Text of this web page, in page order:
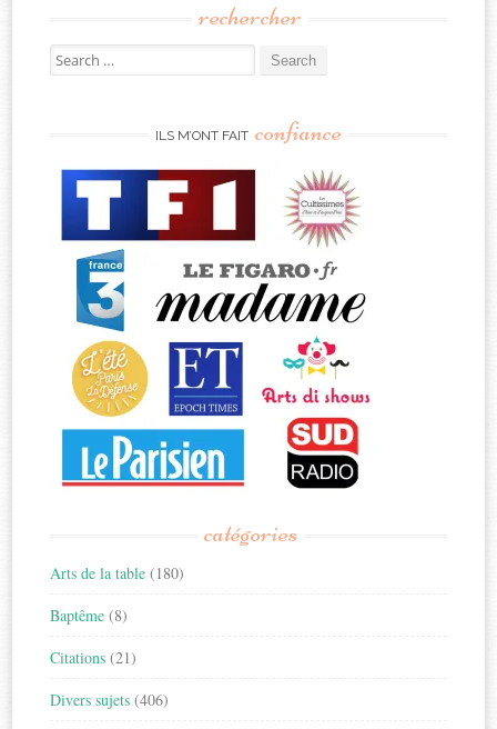
rechercher
Search
for:
ILS M’ONT FAIT confiance
catégories
Arts de la table (180)
Baptême (8)
Citations (21)
Divers sujets (406)